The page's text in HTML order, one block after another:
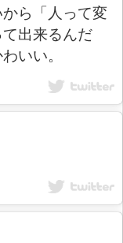
ら「人って変
出来るんだ
いい。